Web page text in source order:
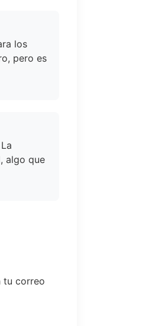
los
pero es
algo que
tu correo